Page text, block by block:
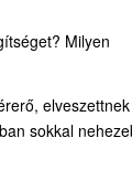
Milyen
elveszettnek
sokkal